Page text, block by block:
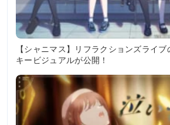
【シャニマス】リフラクションズライ
キービジュアルが公開！